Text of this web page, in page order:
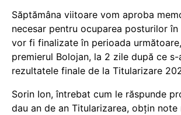
Săptămâna viitoare vom aproba
necesar pentru ocuparea posturilor în
vor fi finalizate în perioada
premierul Bolojan, la 2 zile după ce
rezultatele finale de la Titularizare
Sorin Ion, întrebat cum le răspunde
dau an de an Titularizarea, obțin note